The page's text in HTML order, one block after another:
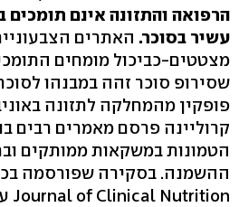
הרפואה והתזונה אינם
עשיר בסוכר. האתרים
מצטטים-כביכול מומחים
שסירופ סוכר זהה במבנהו
פופקין מהמחלקה לתזונה
קרוליינה פרסם מאמרים רבים
הטמונות במשקאות ממותקים
Journal of Clinical Nutrition על אודות